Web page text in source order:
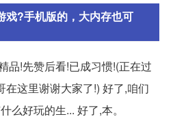
戏?手机版的，大内存也可
品!先赞后看!已成习惯!(正在过
在这里谢谢大家了!) 好了,咱们
么好玩的生... 好了,本。